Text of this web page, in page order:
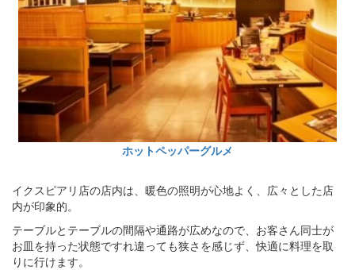
ホットペッパーグルメ
イクスピアリ店の店内は、暖色の照明が心地よく、広々とした店
内が印象的。
テーブルとテーブルの間隔や通路が広めなので、お客さん同士が
お皿を持った状態ですれ違っても狭さを感じず、快適に料理を取
りに行けます。